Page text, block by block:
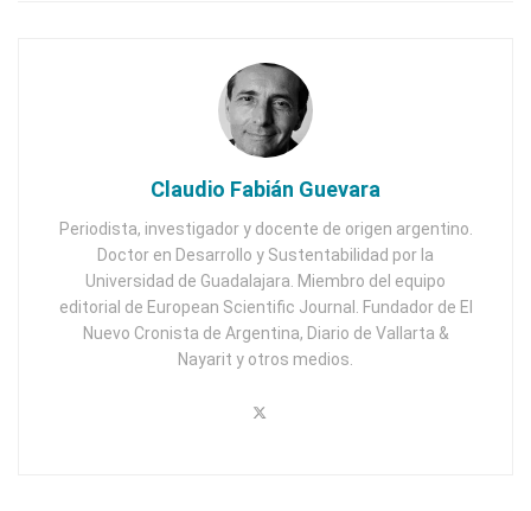
Claudio Fabián Guevara
Periodista, investigador y docente de origen argentino.
Doctor en Desarrollo y Sustentabilidad por la
Universidad de Guadalajara. Miembro del equipo
editorial de European Scientific Journal. Fundador de El
Nuevo Cronista de Argentina, Diario de Vallarta &
Nayarit y otros medios.